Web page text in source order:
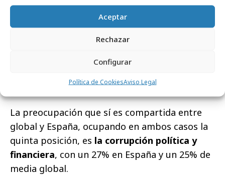
Aceptar
Rechazar
Configurar
Política de CookiesAviso Legal
Mientras que a nivel global en el cuarto puesto
(29% de media global) en España esta cuestión
ocupa la sexta posición del ranking con un
La preocupación que sí es compartida entre
global y España, ocupando en ambos casos la
quinta posición, es la corrupción política y
financiera, con un 27% en España y un 25% de
media global.